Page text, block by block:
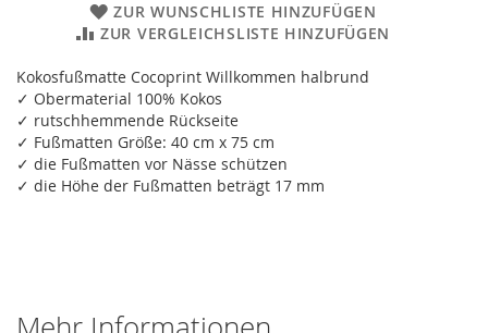
ZUR WUNSCHLISTE HINZUFÜGEN
ZUR VERGLEICHSLISTE HINZUFÜGEN
Kokosfußmatte Cocoprint Willkommen halbrund
✓ Obermaterial 100% Kokos
✓ rutschhemmende Rückseite
✓ Fußmatten Größe: 40 cm x 75 cm
✓ die Fußmatten vor Nässe schützen
✓ die Höhe der Fußmatten beträgt 17 mm